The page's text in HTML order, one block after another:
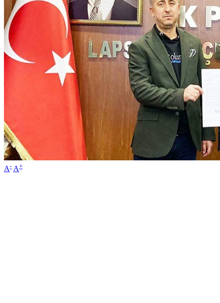
A- A+